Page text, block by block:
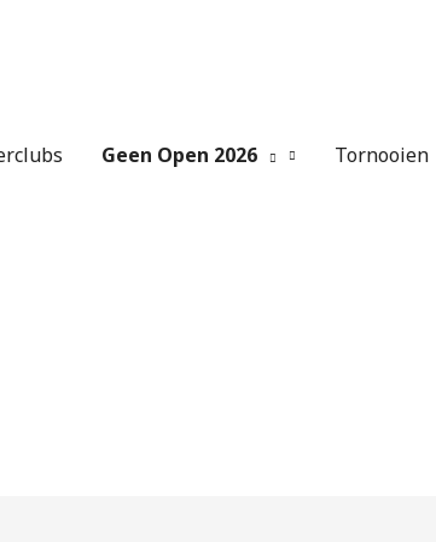
Geen Open 2026 Tornooien